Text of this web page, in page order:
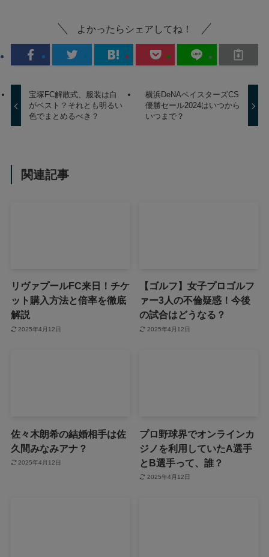
よかったらシェアしてね！
宝塚FC解散式、服装は白
がベスト？それとも明るい
色でまとめるべき？
横浜DeNAベイスターズCS
優勝セール2024はいつから
いつまで？
関連記事
リヴァプールFC来日！チケ
ット購入方法と倍率を徹底
解説
2025年4月12日
【ゴルフ】女子プロゴルフ
ァー3人の不倫疑惑！今後
の試合はどうなる？
2025年4月12日
佐々木朗希の結婚相手は佐
久間みなみアナ？
2025年4月12日
プロ野球界でオンラインカ
ジノを利用していたA選手
とB選手って、誰？
2025年4月12日